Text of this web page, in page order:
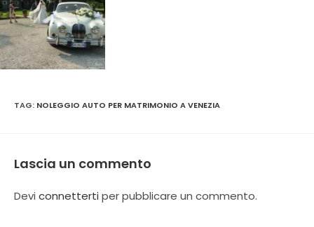
TAG: NOLEGGIO AUTO PER MATRIMONIO A VENEZIA
Lascia un commento
Devi connetterti per pubblicare un commento.